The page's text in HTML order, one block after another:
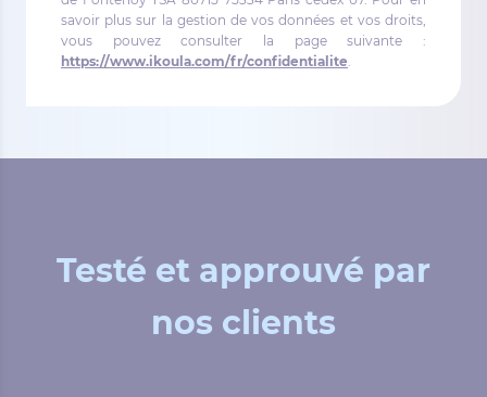
savoir plus sur la gestion de vos données et vos droits,
vous pouvez consulter la page suivante :
https://www.ikoula.com/fr/confidentialite.
Testé et approuvé par
nos clients